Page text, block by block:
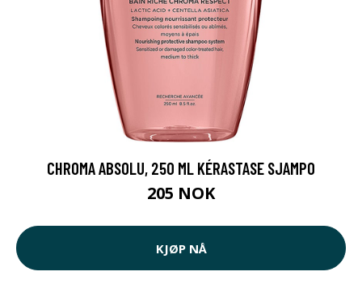
CHROMA ABSOLU, 250 ML KÉRASTASE SJAMPO
205 NOK
KJØP NÅ